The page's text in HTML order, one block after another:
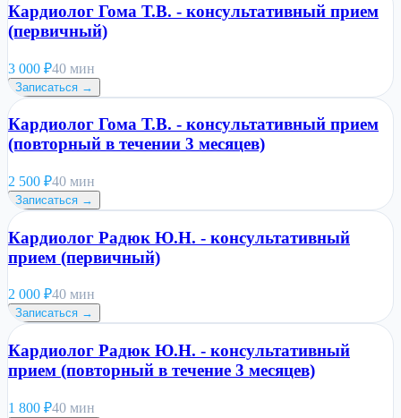
Кардиолог Гома Т.В. - консультативный прием
(первичный)
3 000 ₽40 мин
Записаться →
Кардиолог Гома Т.В. - консультативный прием
(повторный в течении 3 месяцев)
2 500 ₽40 мин
Записаться →
Кардиолог Радюк Ю.Н. - консультативный
прием (первичный)
2 000 ₽40 мин
Записаться →
Кардиолог Радюк Ю.Н. - консультативный
прием (повторный в течение 3 месяцев)
1 800 ₽40 мин